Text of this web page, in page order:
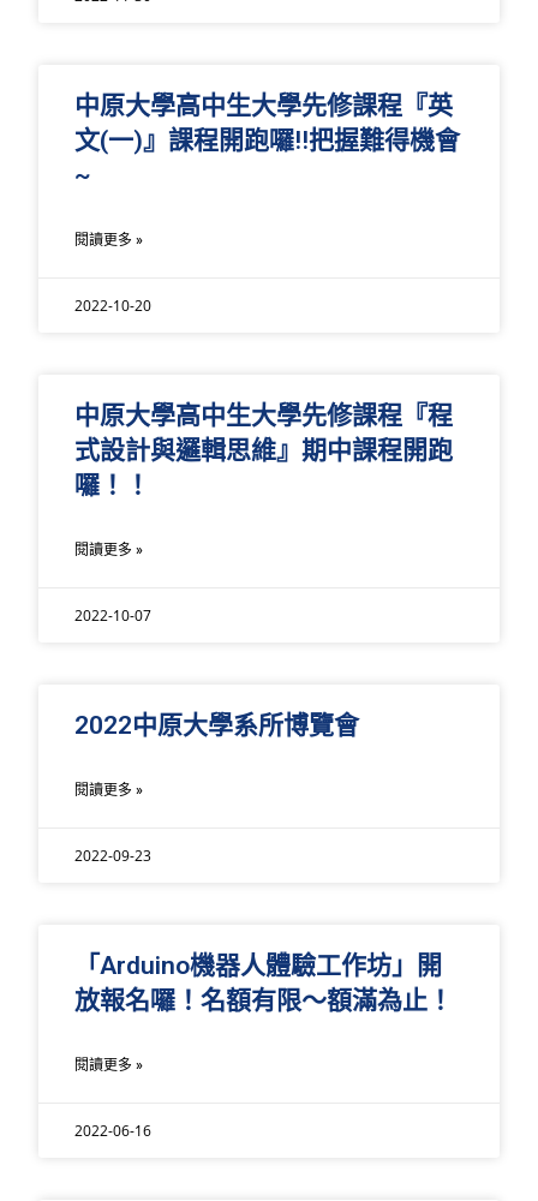
中原大學高中生大學先修課程『英
文(一)』課程開跑囉!!把握難得機會
~
閱讀更多 »
2022-10-20
中原大學高中生大學先修課程『程
式設計與邏輯思維』期中課程開跑
囉！！
閱讀更多 »
2022-10-07
2022中原大學系所博覽會
閱讀更多 »
2022-09-23
「Arduino機器人體驗工作坊」開
放報名囉！名額有限～額滿為止！
閱讀更多 »
2022-06-16